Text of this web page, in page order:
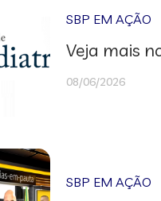
SBP EM AÇÃO
Veja mais
08/06/2026
SBP EM AÇÃO